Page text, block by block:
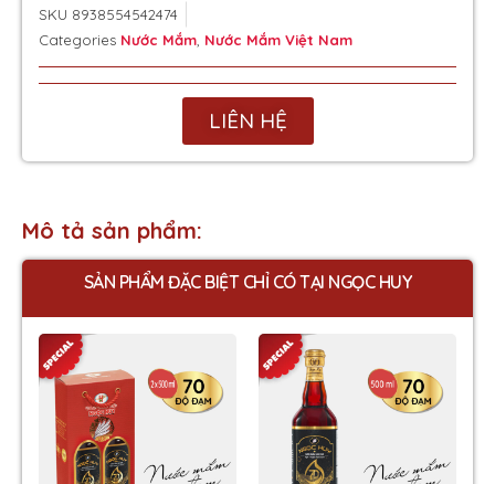
SKU 8938554542474
Categories Nước Mắm Nước Mắm Việt Nam
LIÊN HỆ
Mô tả sản phẩm:
SẢN PHẨM ĐẶC BIỆT CHỈ CÓ TẠI NGỌC HUY